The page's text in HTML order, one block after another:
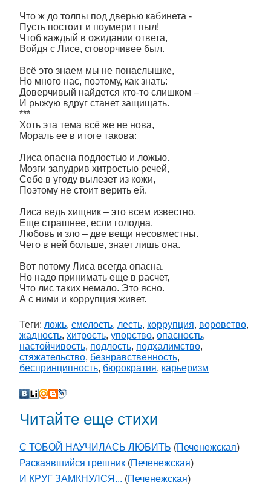
Что ж до толпы под дверью кабинета -
Пусть постоит и поумерит пыл!
Чтоб каждый в ожидании ответа,
Войдя с Лисе, сговорчивее был.
Всё это знаем мы не понаслышке,
Но много нас, поэтому, как знать:
Доверчивый найдется кто-то слишком –
И рыжую вдруг станет защищать.
***
Хоть эта тема всё же не нова,
Мораль ее в итоге такова:
Лиса опасна подлостью и ложью.
Мозги запудрив хитростью речей,
Себе в угоду вылезет из кожи,
Поэтому не стоит верить ей.
Лиса ведь хищник – это всем известно.
Еще страшнее, если голодна.
Любовь и зло – две вещи несовместны.
Чего в ней больше, знает лишь она.
Вот потому Лиса всегда опасна.
Но надо принимать еще в расчет,
Что лис таких немало. Это ясно.
А с ними и коррупция живет.
Теги: ложь, смелость, лесть, коррупция, воровство,
жадность, хитрость, упорство, опасность,
настойчивость, подлость, подхалимство,
стяжательство, безнравственность,
беспринципность, бюрократия, карьеризм
Читайте еще стихи
С ТОБОЙ НАУЧИЛАСЬ ЛЮБИТЬ (Печенежская)
Раскаявшийся грешник (Печенежская)
И КРУГ ЗАМКНУЛСЯ... (Печенежская)